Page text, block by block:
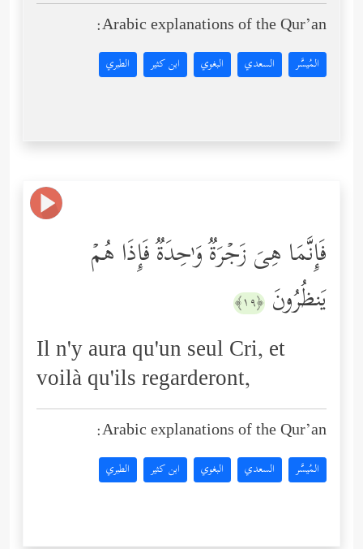
Arabic explanations of the Qur’an:
المُيسَّر السعدي البغوي ابن كثير الطبري
فَإِنَّمَا هِیَ زَجۡرَةࣱ وَ ٰ⁠حِدَةࣱ فَإِذَا هُمۡ
یَنظُرُونَ ﴿١٩﴾
Il n'y aura qu'un seul Cri, et
voilà qu'ils regarderont,
Arabic explanations of the Qur’an:
المُيسَّر السعدي البغوي ابن كثير الطبري